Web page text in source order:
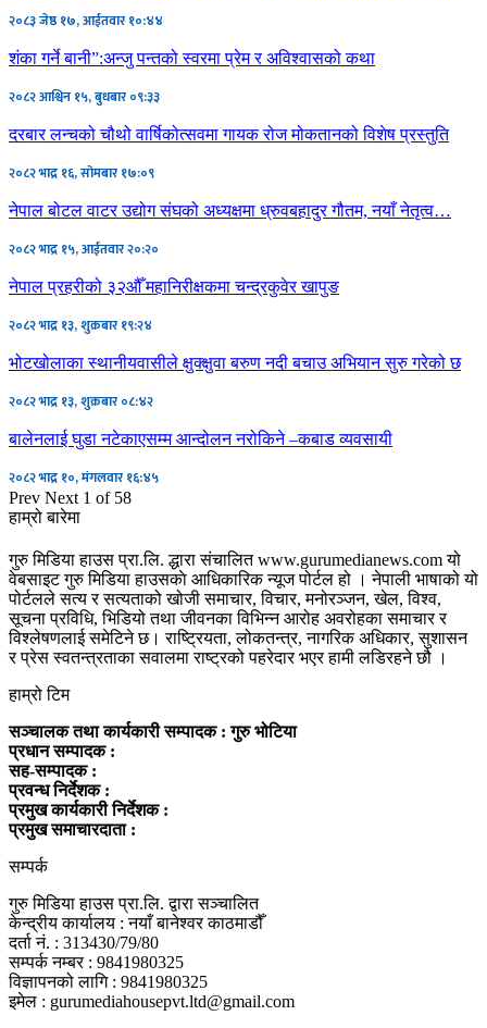
२०८३ जेष्ठ १७, आईतवार १०:४४
शंका गर्ने बानी”:अन्जु पन्तको स्वरमा प्रेम र अविश्वासको कथा
२०८२ आश्विन १५, बुधबार ०९:३३
दरबार लन्चको चौथो वार्षिकोत्सवमा गायक रोज मोकतानको विशेष प्रस्तुति
२०८२ भाद्र १६, सोमबार १७:०९
नेपाल बोटल वाटर उद्योग संघको अध्यक्षमा ध्रुवबहादुर गौतम, नयाँ नेतृत्व…
२०८२ भाद्र १५, आईतवार २०:२०
नेपाल प्रहरीको ३२औँ महानिरीक्षकमा चन्द्रकुवेर खापुङ
२०८२ भाद्र १३, शुक्रबार १९:२४
भोटखोलाका स्थानीयवासीले क्षुक्क्षुवा बरुण नदी बचाउ अभियान सुरु गरेको छ
२०८२ भाद्र १३, शुक्रबार ०८:४२
बालेनलाई घुडा नटेकाएसम्म आन्दोलन नरोकिने –कबाड व्यवसायी
२०८२ भाद्र १०, मंगलवार १६:४५
Prev Next 1 of 58
हाम्रो बारेमा
गुरु मिडिया हाउस प्रा.लि. द्धारा संचालित www.gurumedianews.com यो
वेबसाइट गुरु मिडिया हाउसकाे आधिकारिक न्यूज पोर्टल हो । नेपाली भाषाको यो
पोर्टलले सत्य र सत्यताको खोजी समाचार, विचार, मनोरञ्जन, खेल, विश्व,
सूचना प्रविधि, भिडियो तथा जीवनका विभिन्न आरोह अवरोहका समाचार र
विश्लेषणलाई समेटिने छ। राष्ट्रियता, लोकतन्त्र, नागरिक अधिकार, सुशासन
र प्रेस स्वतन्त्रताका सवालमा राष्ट्रको पहरेदार भएर हामी लडिरहने छौ ।
हाम्रो टिम
सञ्चालक तथा कार्यकारी सम्पादक : गुरु भोटिया
प्रधान सम्पादक :
सह-सम्पादक :
प्रवन्ध निर्देशक :
प्रमुख कार्यकारी निर्देशक :
प्रमुख समाचारदाता :
सम्पर्क
गुरु मिडिया हाउस प्रा.लि. द्वारा सञ्चालित
केन्द्रीय कार्यालय : नयाँ बानेश्वर काठमाडौँ
दर्ता नं. : 313430/79/80
सम्पर्क नम्बर : 9841980325
विज्ञापनको लागि : 9841980325
इमेल : gurumediahousepvt.ltd@gmail.com